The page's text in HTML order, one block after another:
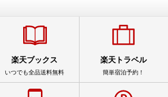
楽天ブックス
いつでも全品送料無料
楽天トラベル
簡単宿泊予約！